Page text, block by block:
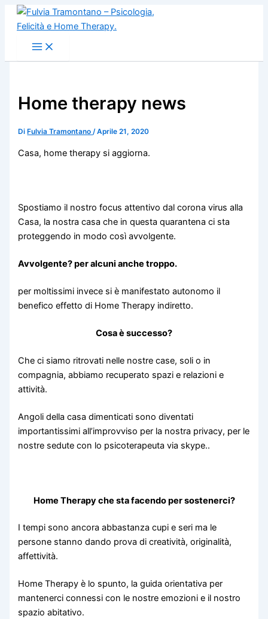
Home therapy news
Di Fulvia Tramontano/Aprile 21, 2020
Casa, home therapy si aggiorna.
Spostiamo il nostro focus attentivo dal corona virus alla
Casa, la nostra casa che in questa quarantena ci sta
proteggendo in modo così avvolgente.
Avvolgente? per alcuni anche troppo.
per moltissimi invece si è manifestato autonomo il
benefico effetto di Home Therapy indiretto.
Cosa è successo?
Che ci siamo ritrovati nelle nostre case, soli o in
compagnia, abbiamo recuperato spazi e relazioni e
attività.
Angoli della casa dimenticati sono diventati
importantissimi all’improvviso per la nostra privacy, per le
nostre sedute con lo psicoterapeuta via skype..
Home Therapy che sta facendo per sostenerci?
I tempi sono ancora abbastanza cupi e seri ma le
persone stanno dando prova di creatività, originalità,
affettività.
Home Therapy è lo spunto, la guida orientativa per
mantenerci connessi con le nostre emozioni e il nostro
spazio abitativo.